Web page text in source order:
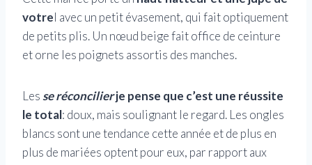
votrel avec un petit évasement, qui fait optiquement
de petits plis. Un nœud beige fait office de ceinture
et orne les poignets assortis des manches.
Les se réconcilierje pense que c’est une réussite
le total: doux, mais soulignant le regard. Les ongles
blancs sont une tendance cette année et de plus en
plus de mariées optent pour eux, par rapport aux